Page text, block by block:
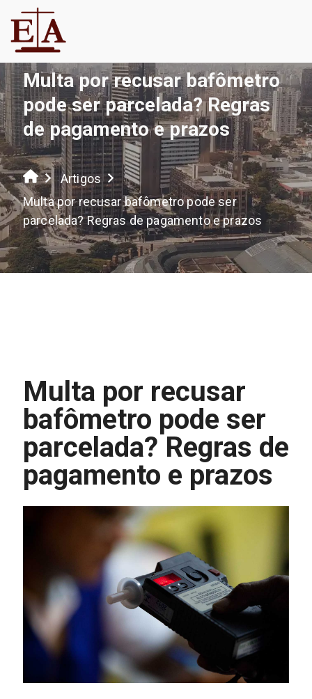
Multa por recusar bafômetro
pode ser parcelada? Regras
de pagamento e prazos
Artigos
Multa por recusar bafômetro pode ser
parcelada? Regras de pagamento e prazos
Multa por recusar
bafômetro pode ser
parcelada? Regras de
pagamento e prazos